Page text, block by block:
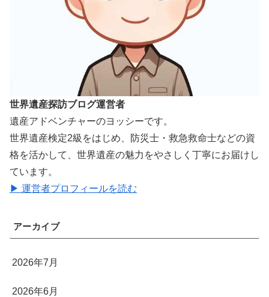
世界遺産探訪ブログ運営者
遺産アドベンチャーのヨッシーです。
世界遺産検定2級をはじめ、防災士・救急救命士などの資
格を活かして、世界遺産の魅力をやさしく丁寧にお届けし
ています。
▶ 運営者プロフィールを読む
アーカイブ
2026年7月
2026年6月